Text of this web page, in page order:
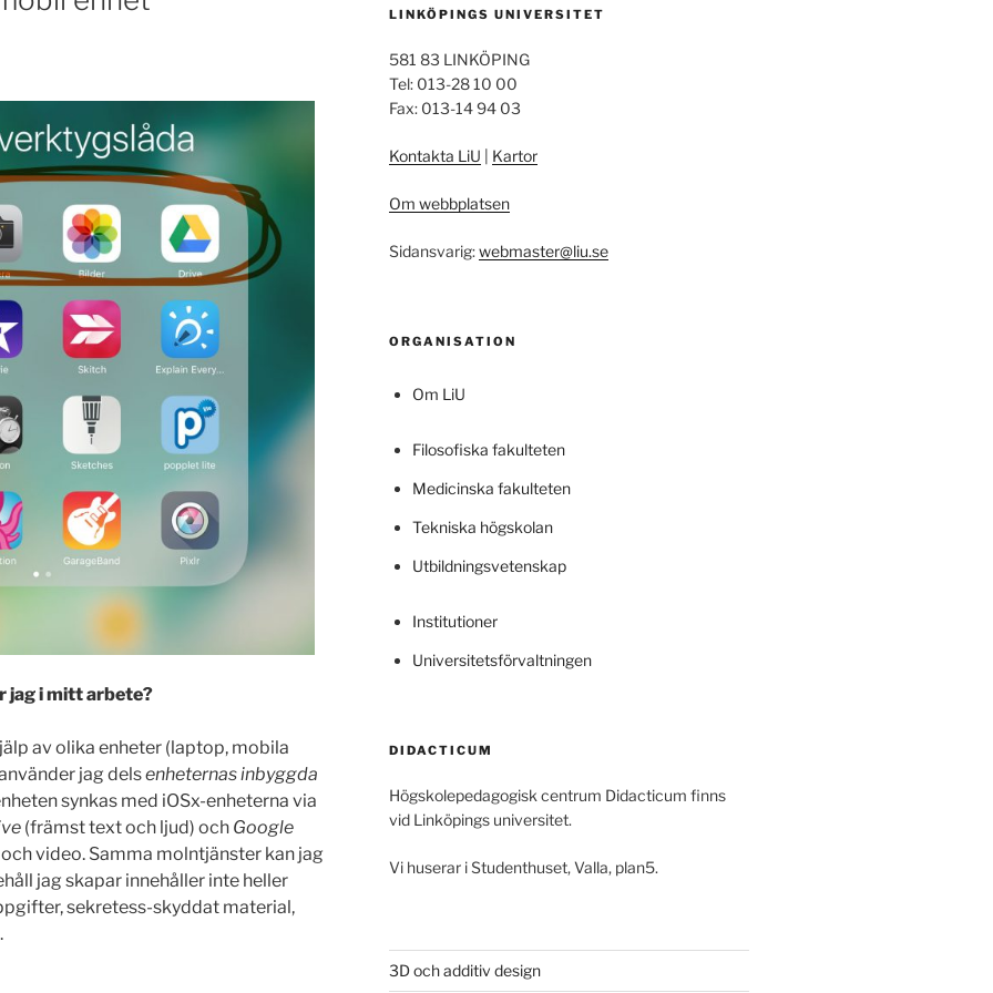
jag i mitt arbete?
av olika enheter (laptop, mobila
jag delsenheternas inbyggda
synkas med iOSx-enheterna via
(främst text och ljud) och Google
video. Samma molntjänster kan jag
jag skapar innehåller inte heller
sekretess-skyddat material,
LINKÖPINGS UNIVERSITET
581 83 LINKÖPING
Tel: 013-28 10 00
Fax: 013-14 94 03
Kontakta LiU Kartor
Om webbplatsen
Sidansvarig:webmaster@liu.se
ORGANISATION
Om LiU
Filosofiska fakulteten
Medicinska fakulteten
Tekniska högskolan
Utbildningsvetenskap
Institutioner
Universitetsförvaltningen
DIDACTICUM
Högskolepedagogisk centrum Didacticum finns
vid Linköpings universitet.
Vi huserar i Studenthuset, Valla, plan5.
3D och additiv design